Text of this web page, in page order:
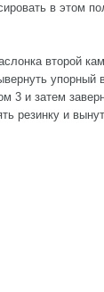
в этом
второй
упорный
3 и затем
резинку и